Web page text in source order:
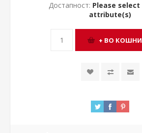
Достапност: Please
attribute(s)